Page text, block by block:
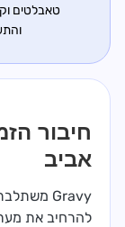
טאבלטים
חיבור
אביב
Gravy משתלבת עם
להרחיב את